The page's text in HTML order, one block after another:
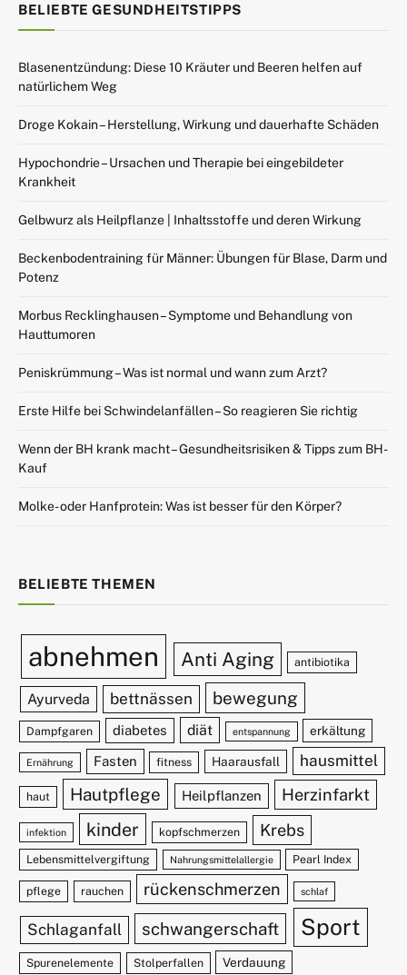
BELIEBTE GESUNDHEITSTIPPS
Blasenentzündung: Diese 10 Kräuter und Beeren helfen auf
natürlichem Weg
Droge Kokain – Herstellung, Wirkung und dauerhafte Schäden
Hypochondrie – Ursachen und Therapie bei eingebildeter
Krankheit
Gelbwurz als Heilpflanze | Inhaltsstoffe und deren Wirkung
Beckenbodentraining für Männer: Übungen für Blase, Darm und
Potenz
Morbus Recklinghausen – Symptome und Behandlung von
Hauttumoren
Peniskrümmung – Was ist normal und wann zum Arzt?
Erste Hilfe bei Schwindelanfällen – So reagieren Sie richtig
Wenn der BH krank macht – Gesundheitsrisiken & Tipps zum BH-
Kauf
Molke- oder Hanfprotein: Was ist besser für den Körper?
BELIEBTE THEMEN
abnehmen Anti Aging antibiotika
Ayurveda bettnässen bewegung
Dampfgaren diabetes diät entspannung erkältung
Ernährung Fasten fitness Haarausfall hausmittel
haut Hautpflege Heilpflanzen Herzinfarkt
infektion kinder kopfschmerzen Krebs
Lebensmittelvergiftung Nahrungsmittelallergie Pearl Index
pflege rauchen rückenschmerzen schlaf
Schlaganfall schwangerschaft Sport
Spurenelemente Stolperfallen Verdauung